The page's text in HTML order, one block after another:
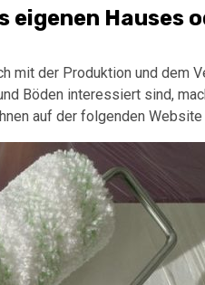
eigenen Hauses
mit der Produktion und dem
Böden interessiert sind,
auf der folgenden